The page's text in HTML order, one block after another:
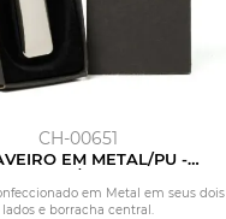
CH-00651
EM METAL/PU -
PRATA/PRETO
em Metal em seus dois
lados e borracha central.